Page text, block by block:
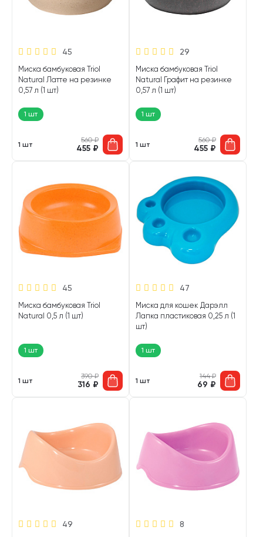
45
Миска бамбуковая Triol
Natural Латте на резинке
0,57 л (1 шт)
1 шт
1 шт
560₽
455 ₽
29
Миска бамбуковая Triol
Natural Графит на резинке
0,57 л (1 шт)
1 шт
1 шт
560₽
455 ₽
45
Миска бамбуковая Triol
Natural 0,5 л (1 шт)
1 шт
1 шт
390₽
316 ₽
47
Миска для кошек Дарэлл
Лапка пластиковая 0,25 л (1
шт)
1 шт
1 шт
144₽
69 ₽
49 8